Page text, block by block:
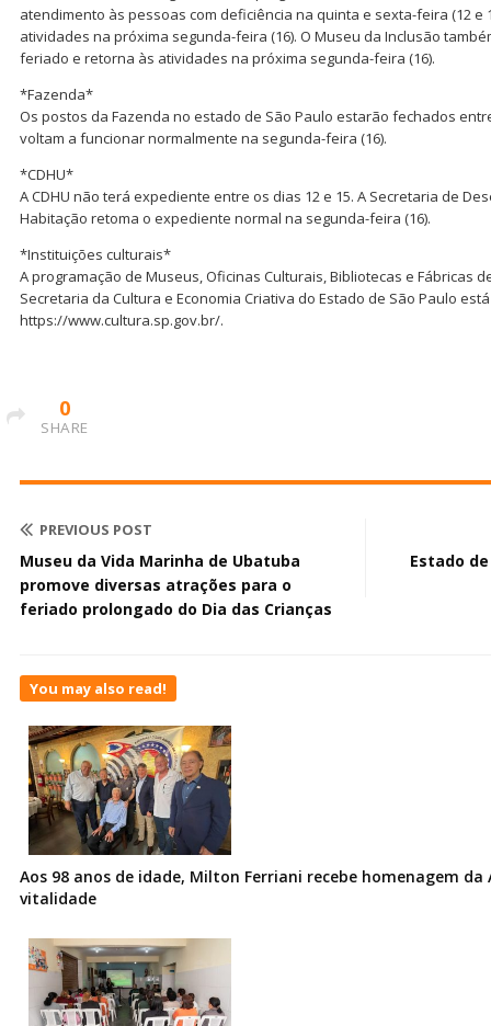
atendimento às pessoas com deficiência na quinta e sexta-feira (12 e
atividades na próxima segunda-feira (16). O Museu da Inclusão
feriado e retorna às atividades na próxima segunda-feira (16).
*Fazenda*
Os postos da Fazenda no estado de São Paulo estarão fechados
voltam a funcionar normalmente na segunda-feira (16).
*CDHU*
A CDHU não terá expediente entre os dias 12 e 15. A Secretaria de
Habitação retoma o expediente normal na segunda-feira (16).
*Instituições culturais*
A programação de Museus, Oficinas Culturais, Bibliotecas e Fábricas
Secretaria da Cultura e Economia Criativa do Estado de São Paulo
https://www.cultura.sp.gov.br/.
0
SHARE
PREVIOUS POST
Museu da Vida Marinha de Ubatuba
promove diversas atrações para o
feriado prolongado do Dia das Crianças
Estado
You may also read!
Aos 98 anos de idade, Milton Ferriani recebe homenagem da
vitalidade